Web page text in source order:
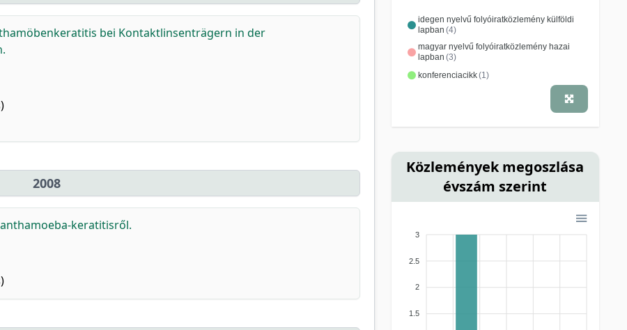
bei Kontaktlinsenträgern in der
2008
keratitisről.
idegen nyelvű folyóiratközlemény külföldi
lapban (4)
magyar nyelvű folyóiratközlemény hazai
lapban (3)
konferenciacikk(1)
Közlemények megoszlása
évszám szerint
3
2.5
2
1.5